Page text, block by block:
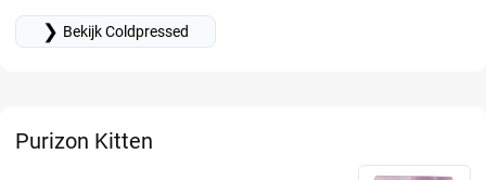
❯ Bekijk Coldpressed
Purizon Kitten